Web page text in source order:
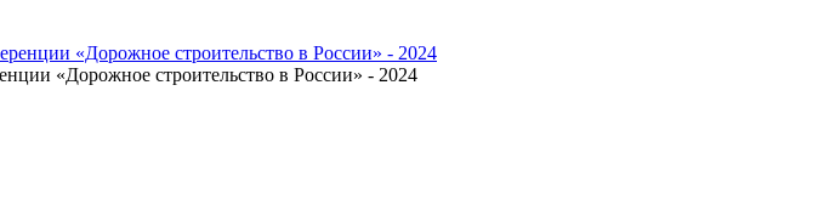
«Дорожное строительство в России» - 2024